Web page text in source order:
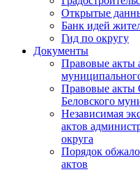
Открытые
Банк идей
Гид по округу
Документы
Правовые акты
Правовые акты
Беловского
Независимая
актов
округа
Порядок
актов